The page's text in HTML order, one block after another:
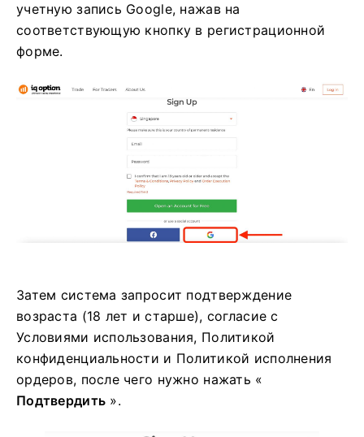
учетную запись Google, нажав на
соответствующую кнопку в регистрационной
форме.
Затем система запросит подтверждение
возраста (18 лет и старше), согласие с
Условиями использования, Политикой
конфиденциальности и Политикой исполнения
ордеров, после чего нужно нажать «
Подтвердить ».